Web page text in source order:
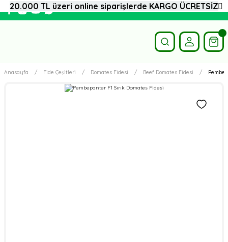
Anasayfa Fide Çeşitleri Domates Fidesi Beef Domates Fidesi
20.000 TL üzeri online siparişlerde KARGO ÜCRETSİZ